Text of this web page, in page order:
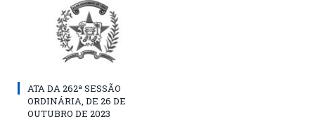
ATA DA 262ª SESSÃO
ORDINÁRIA, DE 26 DE
OUTUBRO DE 2023